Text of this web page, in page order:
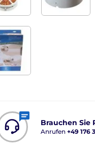
Brauchen Sie
Anrufen +49 176